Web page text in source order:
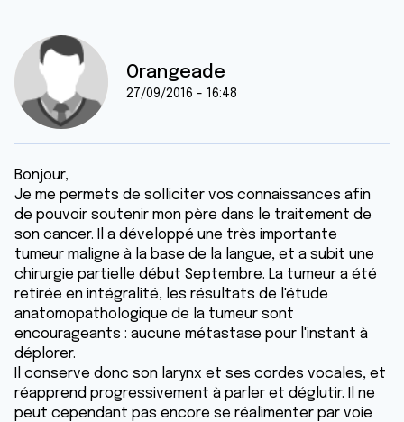
Orangeade
27/09/2016 - 16:48
Bonjour,
Je me permets de solliciter vos connaissances afin
de pouvoir soutenir mon père dans le traitement de
son cancer. Il a développé une très importante
tumeur maligne à la base de la langue, et a subit une
chirurgie partielle début Septembre. La tumeur a été
retirée en intégralité, les résultats de l'étude
anatomopathologique de la tumeur sont
encourageants : aucune métastase pour l'instant à
déplorer.
Il conserve donc son larynx et ses cordes vocales, et
réapprend progressivement à parler et déglutir. Il ne
peut cependant pas encore se réalimenter par voie